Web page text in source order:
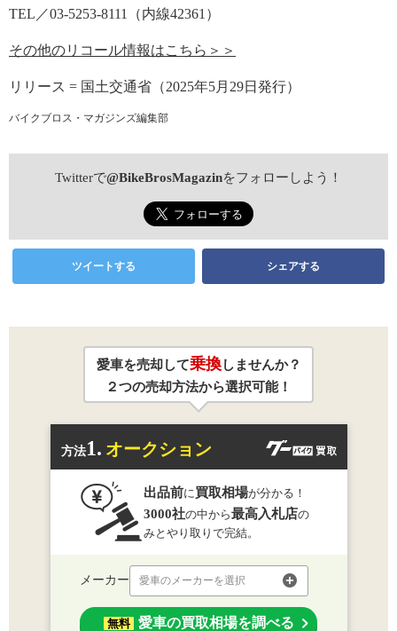
TEL／03-5253-8111（内線42361）
その他のリコール情報はこちら＞＞
リリース = 国土交通省（2025年5月29日発行）
バイクブロス・マガジンズ編集部
Twitterで@BikeBrosMagazinをフォローしよう！
ツイートする シェアする
愛車を売却して乗換しませんか？
２つの売却方法から選択可能！
方法1. オークション
出品前に 買取相場が分かる！
3000社の中から最高入札店の
みとやり取りで完結。
メーカー 愛車のメーカーを選択
無料 愛車の買取相場を調べる